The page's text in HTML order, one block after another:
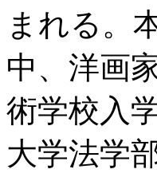
まれる。
中、洋画
術学校入
大学法学